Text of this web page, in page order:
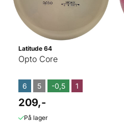
Latitude 64
Opto Core
6 5 -0,5 1
209,-
På lager